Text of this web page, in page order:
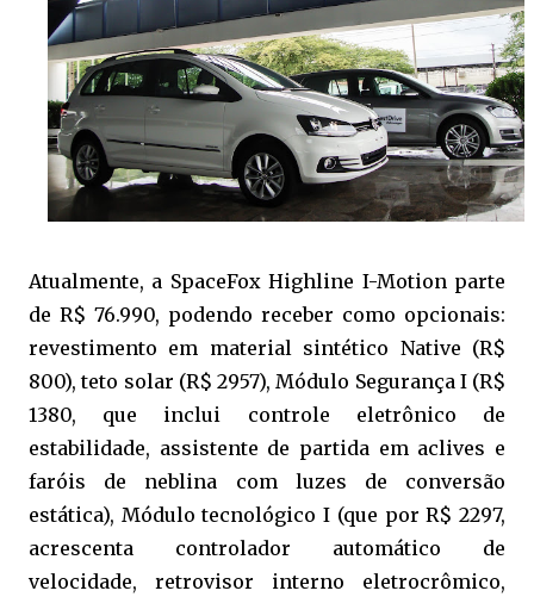
Atualmente, a SpaceFox Highline I-Motion parte
de R$ 76.990, podendo receber como opcionais:
revestimento em materialsintético Native (R$
800), teto solar (R$ 2957), Módulo Segurança I (R$
1380, que inclui controle eletrônico de
estabilidade, assistente de partida em aclives e
faróis de neblina com luzes de conversão
estática), Módulo tecnológico I (que por R$ 2297,
acrescenta controlador automático de
velocidade, retrovisor interno eletrocrômico,